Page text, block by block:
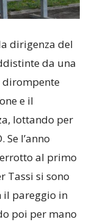
dirigenza del
da una
dirompente
e il
lottando per
Se l’anno
al primo
Tassi si sono
il pareggio in
poi per mano